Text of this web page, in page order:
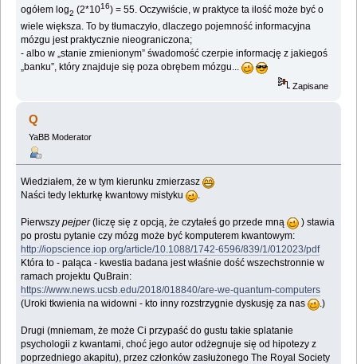
ogółem log2 (2*1016) = 55. Oczywiście, w praktyce ta ilość może być o
wiele większa. To by tłumaczyło, dlaczego pojemność informacyjna
mózgu jest praktycznie nieograniczona;
- albo w „stanie zmienionym” śwadomość czerpie informację z jakiegoś
„banku”, który znajduje się poza obrębem mózgu...
Zapisane
Q
YaBB Moderator
Wiedziałem, że w tym kierunku zmierzasz
Naści tedy lekturkę kwantowy mistyku
.
Pierwszypejper(liczę się z opcją, że czytałeś go przede mną
) stawia
po prostu pytanie czy mózg może być komputerem kwantowym:
http://iopscience.iop.org/article/10.1088/1742-6596/839/1/012023/pdf
Która to - paląca - kwestia badana jest właśnie dość wszechstronnie w
ramach projektu QuBrain:
https://www.news.ucsb.edu/2018/018840/are-we-quantum-computers
(Uroki tkwienia na widowni - kto inny rozstrzygnie dyskusję za nas
.)
Drugi (mniemam, że może Ci przypaść do gustu takie splatanie
psychologii z kwantami, choć jego autor odżegnuje się od hipotezy z
poprzedniego akapitu), przez członków zasłużonego The Royal Society